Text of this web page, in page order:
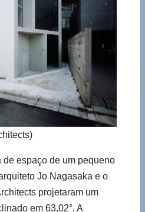
de espaço de um pequeno
Jo Nagasaka e o
projetaram um
em 63,02°. A